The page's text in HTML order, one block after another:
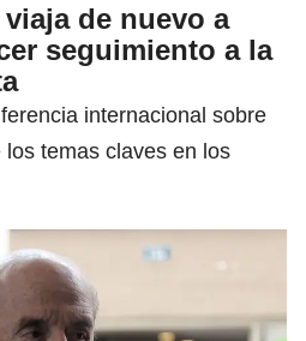
de nuevo a
seguimiento a la
internacional sobre
temas claves en los